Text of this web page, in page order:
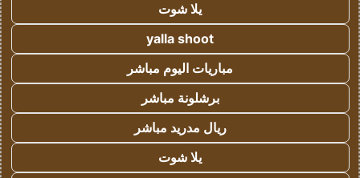
يلا شوت
yalla shoot
مباريات اليوم مباشر
برشلونة مباشر
ريال مدريد مباشر
يلا شوت